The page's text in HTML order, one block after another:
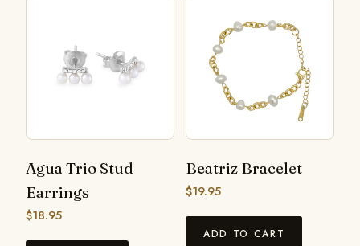
Agua Trio Stud
Earrings
$18.95
Beatriz Bracelet
$19.95
ADD TO CART